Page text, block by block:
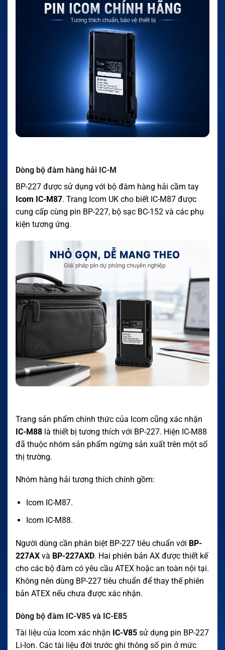
Dòng bộ đàm hàng hải IC-M
BP-227 được sử dụng với bộ đàm hàng hải cầm tay
Icom IC-M87. Trang Icom UK cho biết IC-M87 được
cung cấp cùng pin BP-227, bộ sạc BC-152 và các phụ
kiện tương ứng.
Trang sản phẩm chính thức của Icom cũng xác nhận
IC-M88 là thiết bị tương thích với BP-227. Hiện IC-M88
đã thuộc nhóm sản phẩm ngừng sản xuất trên một số
thị trường.
Nhóm hàng hải tương thích chính gồm:
Icom IC-M87.
Icom IC-M88.
Người dùng cần phân biệt BP-227 tiêu chuẩn với BP-
227AX và BP-227AXD. Hai phiên bản AX được thiết kế
cho các bộ đàm có yêu cầu ATEX hoặc an toàn nội tại.
Không nên dùng BP-227 tiêu chuẩn để thay thế phiên
bản ATEX nếu chưa được xác nhận.
Dòng bộ đàm IC-V85 và IC-E85
Tài liệu của Icom xác nhận IC-V85 sử dụng pin BP-227
Li-Ion. Các tài liệu đời trước ghi thông số pin ở mức